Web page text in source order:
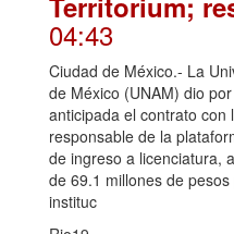
04:43
Ciudad de México.- La
de México (UNAM) dio
anticipada el contrato con
responsable de la
de ingreso a licenciatura,
de 69.1 millones de
instituc